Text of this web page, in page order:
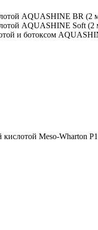
AQUASHINE BR (2
AQUASHINE Soft (2
и ботоксом
Meso-Wharton